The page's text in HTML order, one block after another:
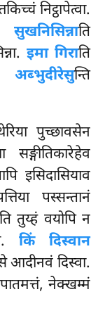
निट्ठापेत्वा.
सुखनिसिन्नाति
इमा गिराति
अब्भुदीरेसुन्ति
पुच्छावसेन
सङ्गीतिकारेहेव
इसिदासियाव
पस्सन्तानं
ति तुय्हं वयोपि न
किं दिस्वान
आदीनवं दिस्वा.
नेक्खम्मं